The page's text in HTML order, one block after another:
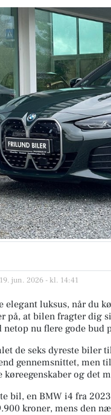
jun. 2026 - kl. 14:41
elegant luksus, når du
på, at bilen fragter dig
netop nu flere gode bud
de seks dyreste biler
gennemsnittet, men
køreegenskaber og det
bil, en BMW i4 fra
kroner, mens den